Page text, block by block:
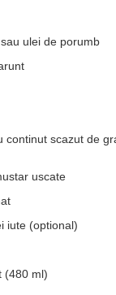
ulei de porumb
continut scazut de
uscate
iute (optional)
(480 ml)